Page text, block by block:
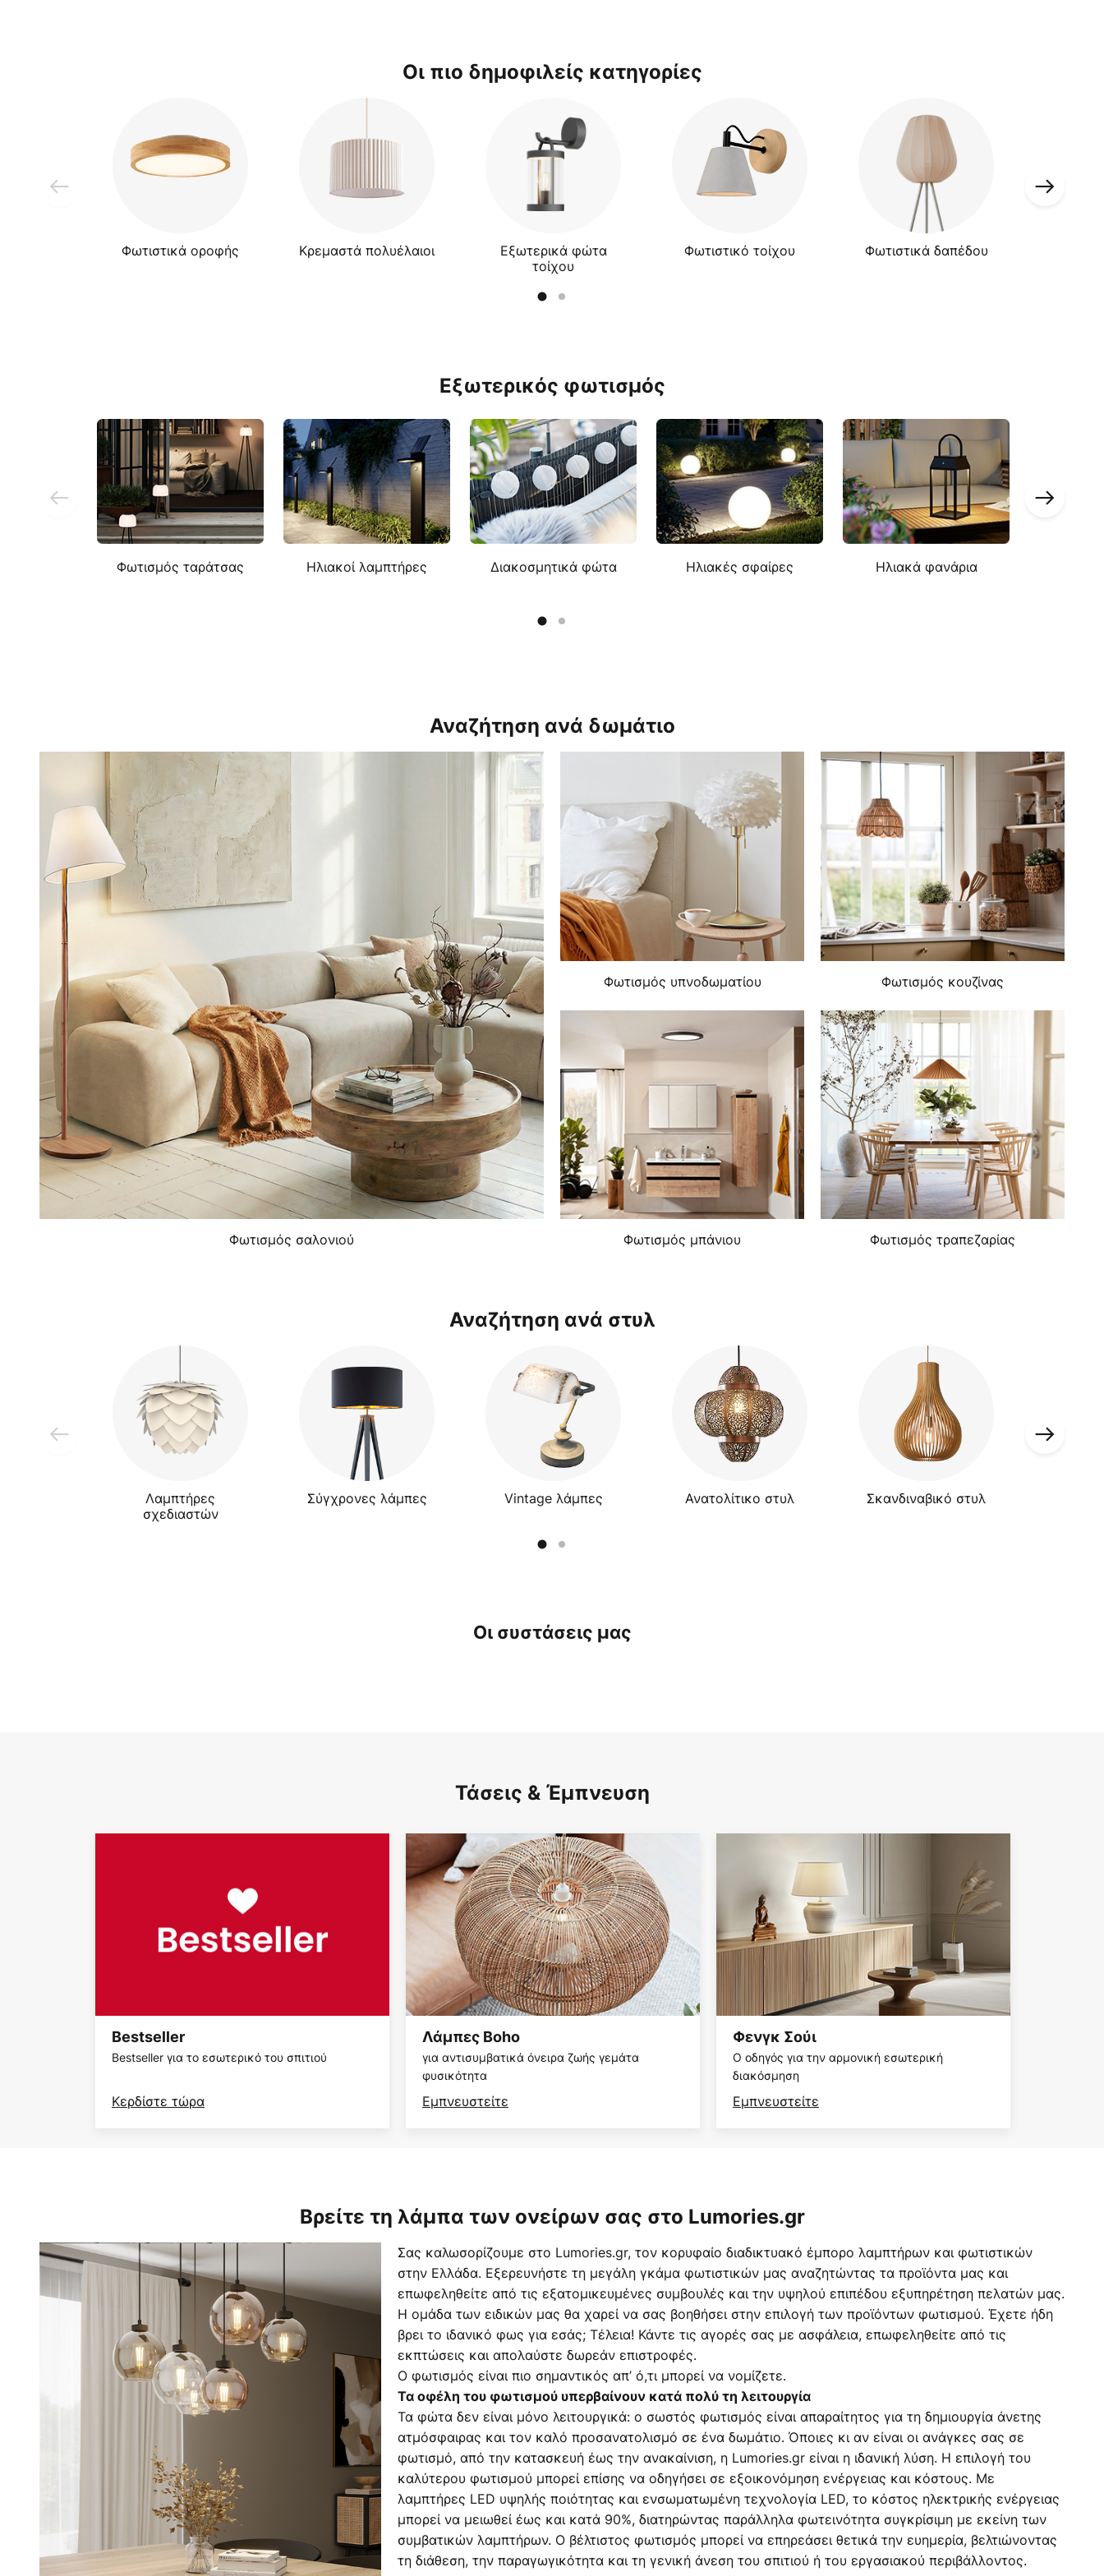
Οι πιο δημοφιλείς κατηγορίες
Φωτιστικά οροφής Κρεμαστά πολυέλαιοι
Εξωτερικά φώτα
τοίχου
Φωτιστικό τοίχου Φωτιστικά δαπέδου
Εξωτερικός φωτισμός
Φωτισμός ταράτσας Ηλιακοί λαμπτήρες Διακοσμητικά φώτα Ηλιακές σφαίρες Ηλιακά φανάρια
Αναζήτηση ανά δωμάτιο
Φωτισμός σαλονιού
Φωτισμός υπνοδωματίου Φωτισμός κουζίνας
Φωτισμός μπάνιου Φωτισμός τραπεζαρίας
Αναζήτηση ανά στυλ
Λαμπτήρες
σχεδιαστών
Σύγχρονες λάμπες Vintage λάμπες Ανατολίτικο στυλ Σκανδιναβικό στυλ
Οι συστάσεις μας
Τάσεις & Έμπνευση
Bestseller
Bestseller για το εσωτερικό του σπιτιού
Κερδίστε τώρα
Λάμπες Boho
για αντισυμβατικά όνειρα ζωής γεμάτα
φυσικότητα
Εμπνευστείτε
Φενγκ Σούι
Ο οδηγός για την αρμονική εσωτερική
διακόσμηση
Εμπνευστείτε
Βρείτε τη λάμπα των ονείρων σας στο Lumories.gr
Σας καλωσορίζουμε στο Lumories.gr, τον κορυφαίο διαδικτυακό έμπορο λαμπτήρων και φωτιστικών
στην Ελλάδα. Εξερευνήστε τη μεγάλη γκάμα φωτιστικών μας αναζητώντας τα προϊόντα μας και
επωφεληθείτε από τις εξατομικευμένες συμβουλές και την υψηλού επιπέδου εξυπηρέτηση πελατών μας.
Η ομάδα των ειδικών μας θα χαρεί να σας βοηθήσει στην επιλογή των προϊόντων φωτισμού. Έχετε ήδη
βρει το ιδανικό φως για εσάς; Τέλεια! Κάντε τις αγορές σας με ασφάλεια, επωφεληθείτε από τις
εκπτώσεις και απολαύστε δωρεάν επιστροφές.
Ο φωτισμός είναι πιο σημαντικός απ’ ό,τι μπορεί να νομίζετε.
Τα οφέλη του φωτισμού υπερβαίνουν κατά πολύ τη λειτουργία
Τα φώτα δεν είναι μόνο λειτουργικά: ο σωστός φωτισμός είναι απαραίτητος για τη δημιουργία άνετης
ατμόσφαιρας και τον καλό προσανατολισμό σε ένα δωμάτιο. Όποιες κι αν είναι οι ανάγκες σας σε
φωτισμό, από την κατασκευή έως την ανακαίνιση, η Lumories.gr είναι η ιδανική λύση. Η επιλογή του
καλύτερου φωτισμού μπορεί επίσης να οδηγήσει σε εξοικονόμηση ενέργειας και κόστους. Με
λαμπτήρες LED υψηλής ποιότητας και ενσωματωμένη τεχνολογία LED, το κόστος ηλεκτρικής ενέργειας
μπορεί να μειωθεί έως και κατά 90%, διατηρώντας παράλληλα φωτεινότητα συγκρίσιμη με εκείνη των
συμβατικών λαμπτήρων. Ο βέλτιστος φωτισμός μπορεί να επηρεάσει θετικά την ευημερία, βελτιώνοντας
τη διάθεση, την παραγωγικότητα και τη γενική άνεση του σπιτιού ή του εργασιακού περιβάλλοντος.